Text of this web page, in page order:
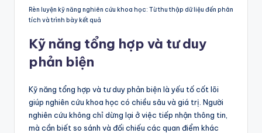
Rèn luyện kỹ năng nghiên cứu khoa học: Từ thu thập dữ liệu đến phân
tích và trình bày kết quả
Kỹ năng tổng hợp và tư duy
phản biện
Kỹ năng tổng hợp và tư duy phản biện là yếu tố cốt lõi
giúp nghiên cứu khoa học có chiều sâu và giá trị. Người
nghiên cứu không chỉ dừng lại ở việc tiếp nhận thông tin,
mà cần biết so sánh và đối chiếu các quan điểm khác